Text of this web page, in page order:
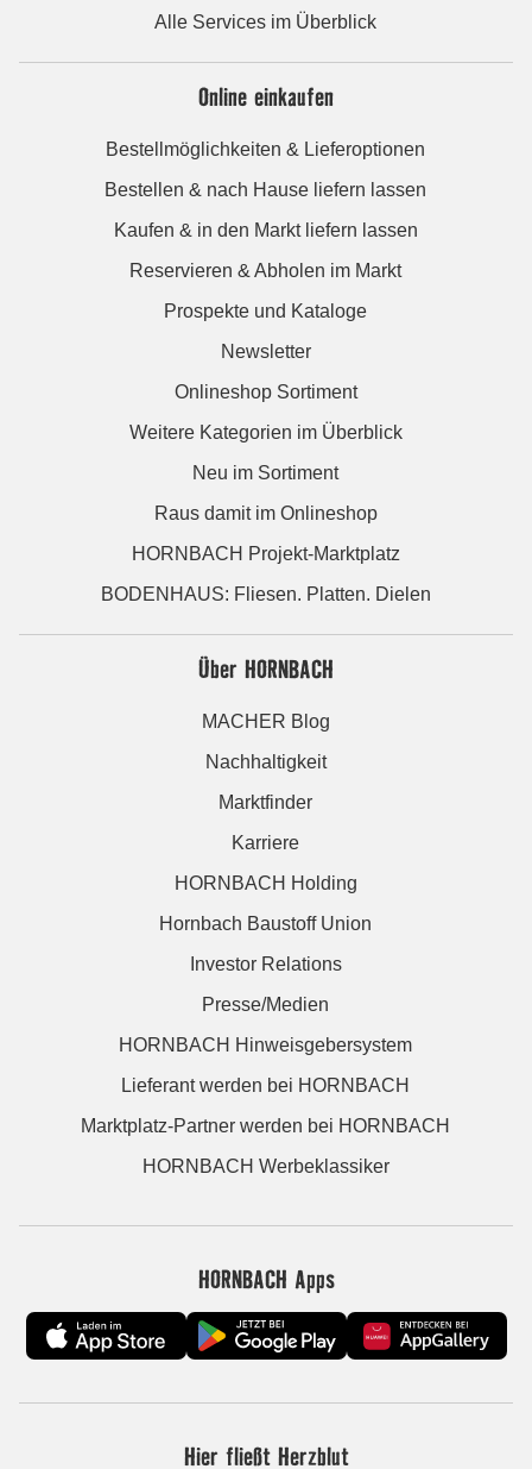
Alle Services im Überblick
Online einkaufen
Bestellmöglichkeiten & Lieferoptionen
Bestellen & nach Hause liefern lassen
Kaufen & in den Markt liefern lassen
Reservieren & Abholen im Markt
Prospekte und Kataloge
Newsletter
Onlineshop Sortiment
Weitere Kategorien im Überblick
Neu im Sortiment
Raus damit im Onlineshop
HORNBACH Projekt-Marktplatz
BODENHAUS: Fliesen. Platten. Dielen
Über HORNBACH
MACHER Blog
Nachhaltigkeit
Marktfinder
Karriere
HORNBACH Holding
Hornbach Baustoff Union
Investor Relations
Presse/Medien
HORNBACH Hinweisgebersystem
Lieferant werden bei HORNBACH
Marktplatz-Partner werden bei HORNBACH
HORNBACH Werbeklassiker
HORNBACH Apps
Hier fließt Herzblut